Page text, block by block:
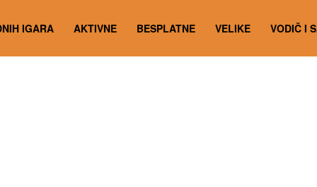
IGARA AKTIVNE BESPLATNE VELIKE VODIČ I